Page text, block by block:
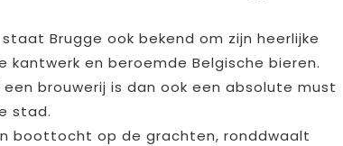
Brugge ook bekend om zijn heerlijke
kantwerk en beroemde Belgische bieren.
brouwerij is dan ook een absolute must
stad.
boottocht op de grachten, ronddwaalt